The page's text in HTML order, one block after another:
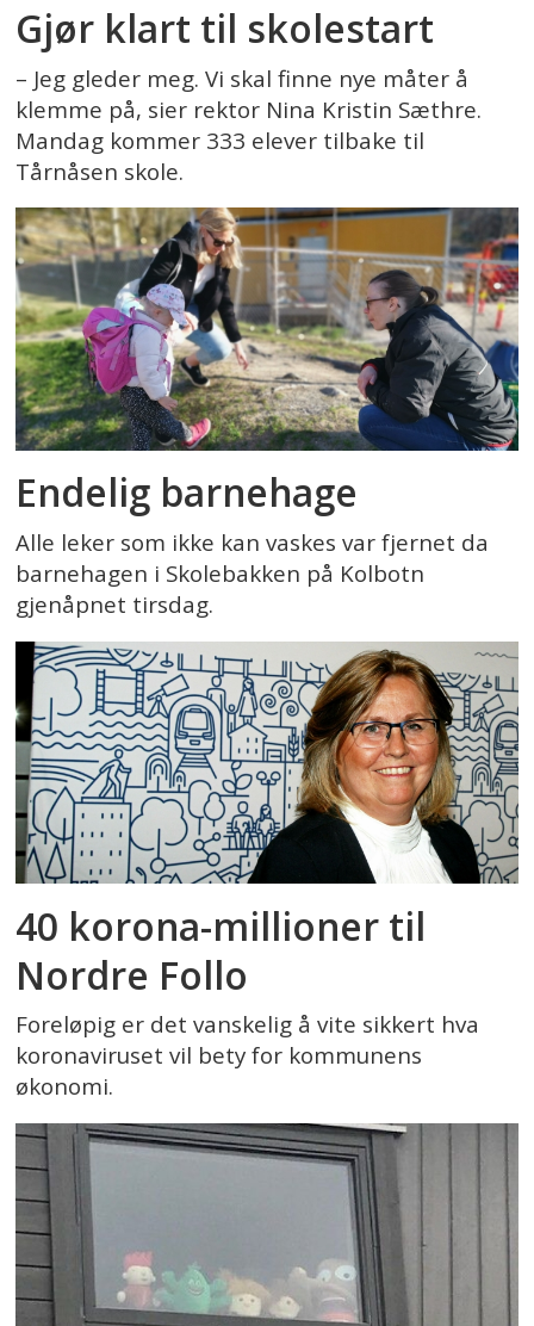
Gjør klart til skolestart
– Jeg gleder meg. Vi skal finne nye måter å
klemme på, sier rektor Nina Kristin Sæthre.
Mandag kommer 333 elever tilbake til
Tårnåsen skole.
Endelig barnehage
Alle leker som ikke kan vaskes var fjernet da
barnehagen i Skolebakken på Kolbotn
gjenåpnet tirsdag.
40 korona-millioner til
Nordre Follo
Foreløpig er det vanskelig å vite sikkert hva
koronaviruset vil bety for kommunens
økonomi.